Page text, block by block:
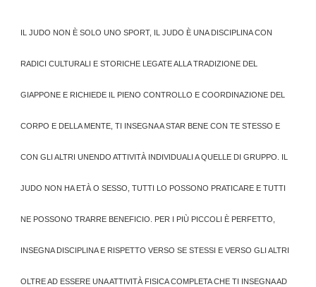
IL JUDO NON È SOLO UNO SPORT, IL JUDO È UNA DISCIPLINA CON
RADICI CULTURALI E STORICHE LEGATE ALLA TRADIZIONE DEL
GIAPPONE E RICHIEDE IL PIENO CONTROLLO E COORDINAZIONE DEL
CORPO E DELLA MENTE, TI INSEGNA A STAR BENE CON TE STESSO E
CON GLI ALTRI UNENDO ATTIVITÀ INDIVIDUALI A QUELLE DI GRUPPO. IL
JUDO NON HA ETÀ O SESSO, TUTTI LO POSSONO PRATICARE E TUTTI
NE POSSONO TRARRE BENEFICIO. PER I PIÙ PICCOLI È PERFETTO,
INSEGNA DISCIPLINA E RISPETTO VERSO SE STESSI E VERSO GLI ALTRI
OLTRE AD ESSERE UNA ATTIVITÀ FISICA COMPLETA CHE TI INSEGNA AD